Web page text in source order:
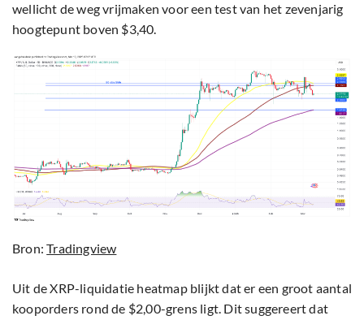
wellicht de weg vrijmaken voor een test van het zevenjarig
hoogtepunt boven $3,40.
Bron:Tradingview
Uit de XRP-liquidatie heatmap blijkt dat er een groot aantal
kooporders rond de $2,00-grens ligt. Dit suggereert dat